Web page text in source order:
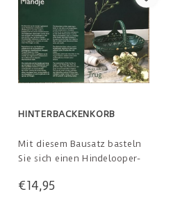
HINTERBACKENKORB
Mit diesem Bausatz basteln
Sie sich einen Hindelooper-
Korbes basiert auf der
€14,95